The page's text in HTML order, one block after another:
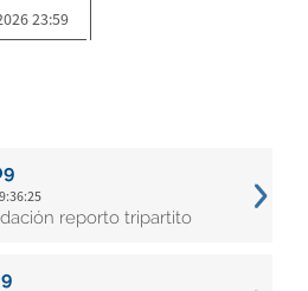
reporto tripartito